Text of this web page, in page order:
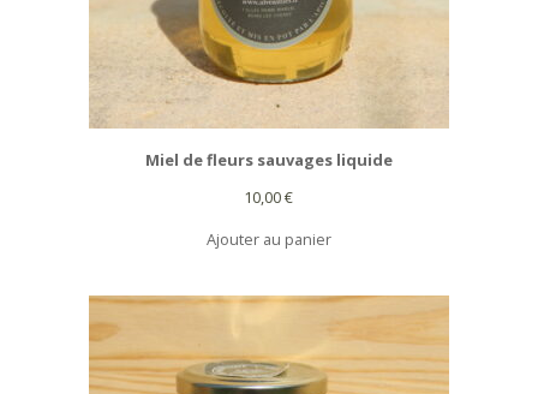
Miel de fleurs sauvages liquide
10,00€
Ajouter au panier